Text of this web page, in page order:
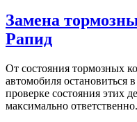
Замена
Рапид
От состояния тормозных
автомобиля
проверке состояния этих
максимально ответственно.